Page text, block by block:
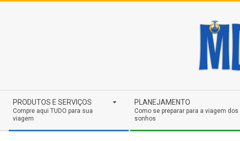
Navigation
Menu
PRODUTOS E SERVIÇOS
Compre aqui TUDO para sua
viagem
PLANEJAMENTO
Como se preparar para a viagem dos
sonhos